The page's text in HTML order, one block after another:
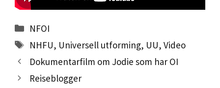
Kategorier
NFOI
Stikkord
NHFU, Universell utforming, UU,Video
Dokumentarfilm om Jodie som har OI
Reiseblogger